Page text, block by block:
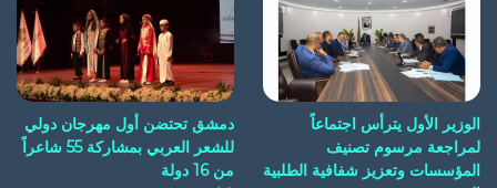
الوزير الأول يترأس اجتماعاً
لمراجعة مرسوم تصنيف
المؤسسات وتعزيز شفافية الطلبية
دمشق تحتضن أول مهرجان دولي
للشعر العربي بمشاركة 55 شاعراً
من 16 دولة